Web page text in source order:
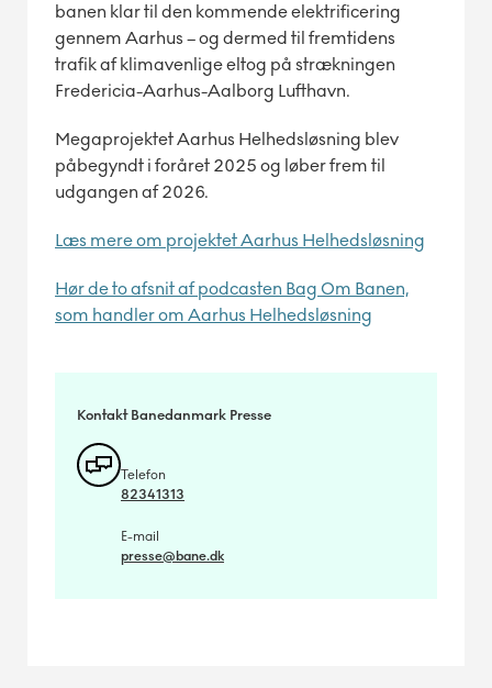
banen klar til den kommende elektrificering
gennem Aarhus – og dermed til fremtidens
trafik af klimavenlige eltog på strækningen
Fredericia-Aarhus-Aalborg Lufthavn.
Megaprojektet Aarhus Helhedsløsning blev
påbegyndt i foråret 2025 og løber frem til
udgangen af 2026.
Læs mere om projektet Aarhus Helhedsløsning
Hør de to afsnit af podcasten Bag Om Banen,
som handler om Aarhus Helhedsløsning
Kontakt Banedanmark Presse
Telefon
82341313
E-mail
presse@bane.dk